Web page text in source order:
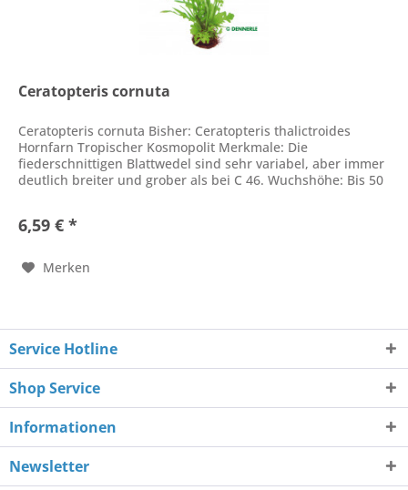
Ceratopteris cornuta
Ceratopteris cornuta Bisher: Ceratopteris thalictroides
Hornfarn Tropischer Kosmopolit Merkmale: Die
fiederschnittigen Blattwedel sind sehr variabel, aber immer
deutlich breiter und grober als bei C 46. Wuchshöhe: Bis 50
6,59 € *
Merken
Service Hotline
Shop Service
Informationen
Newsletter